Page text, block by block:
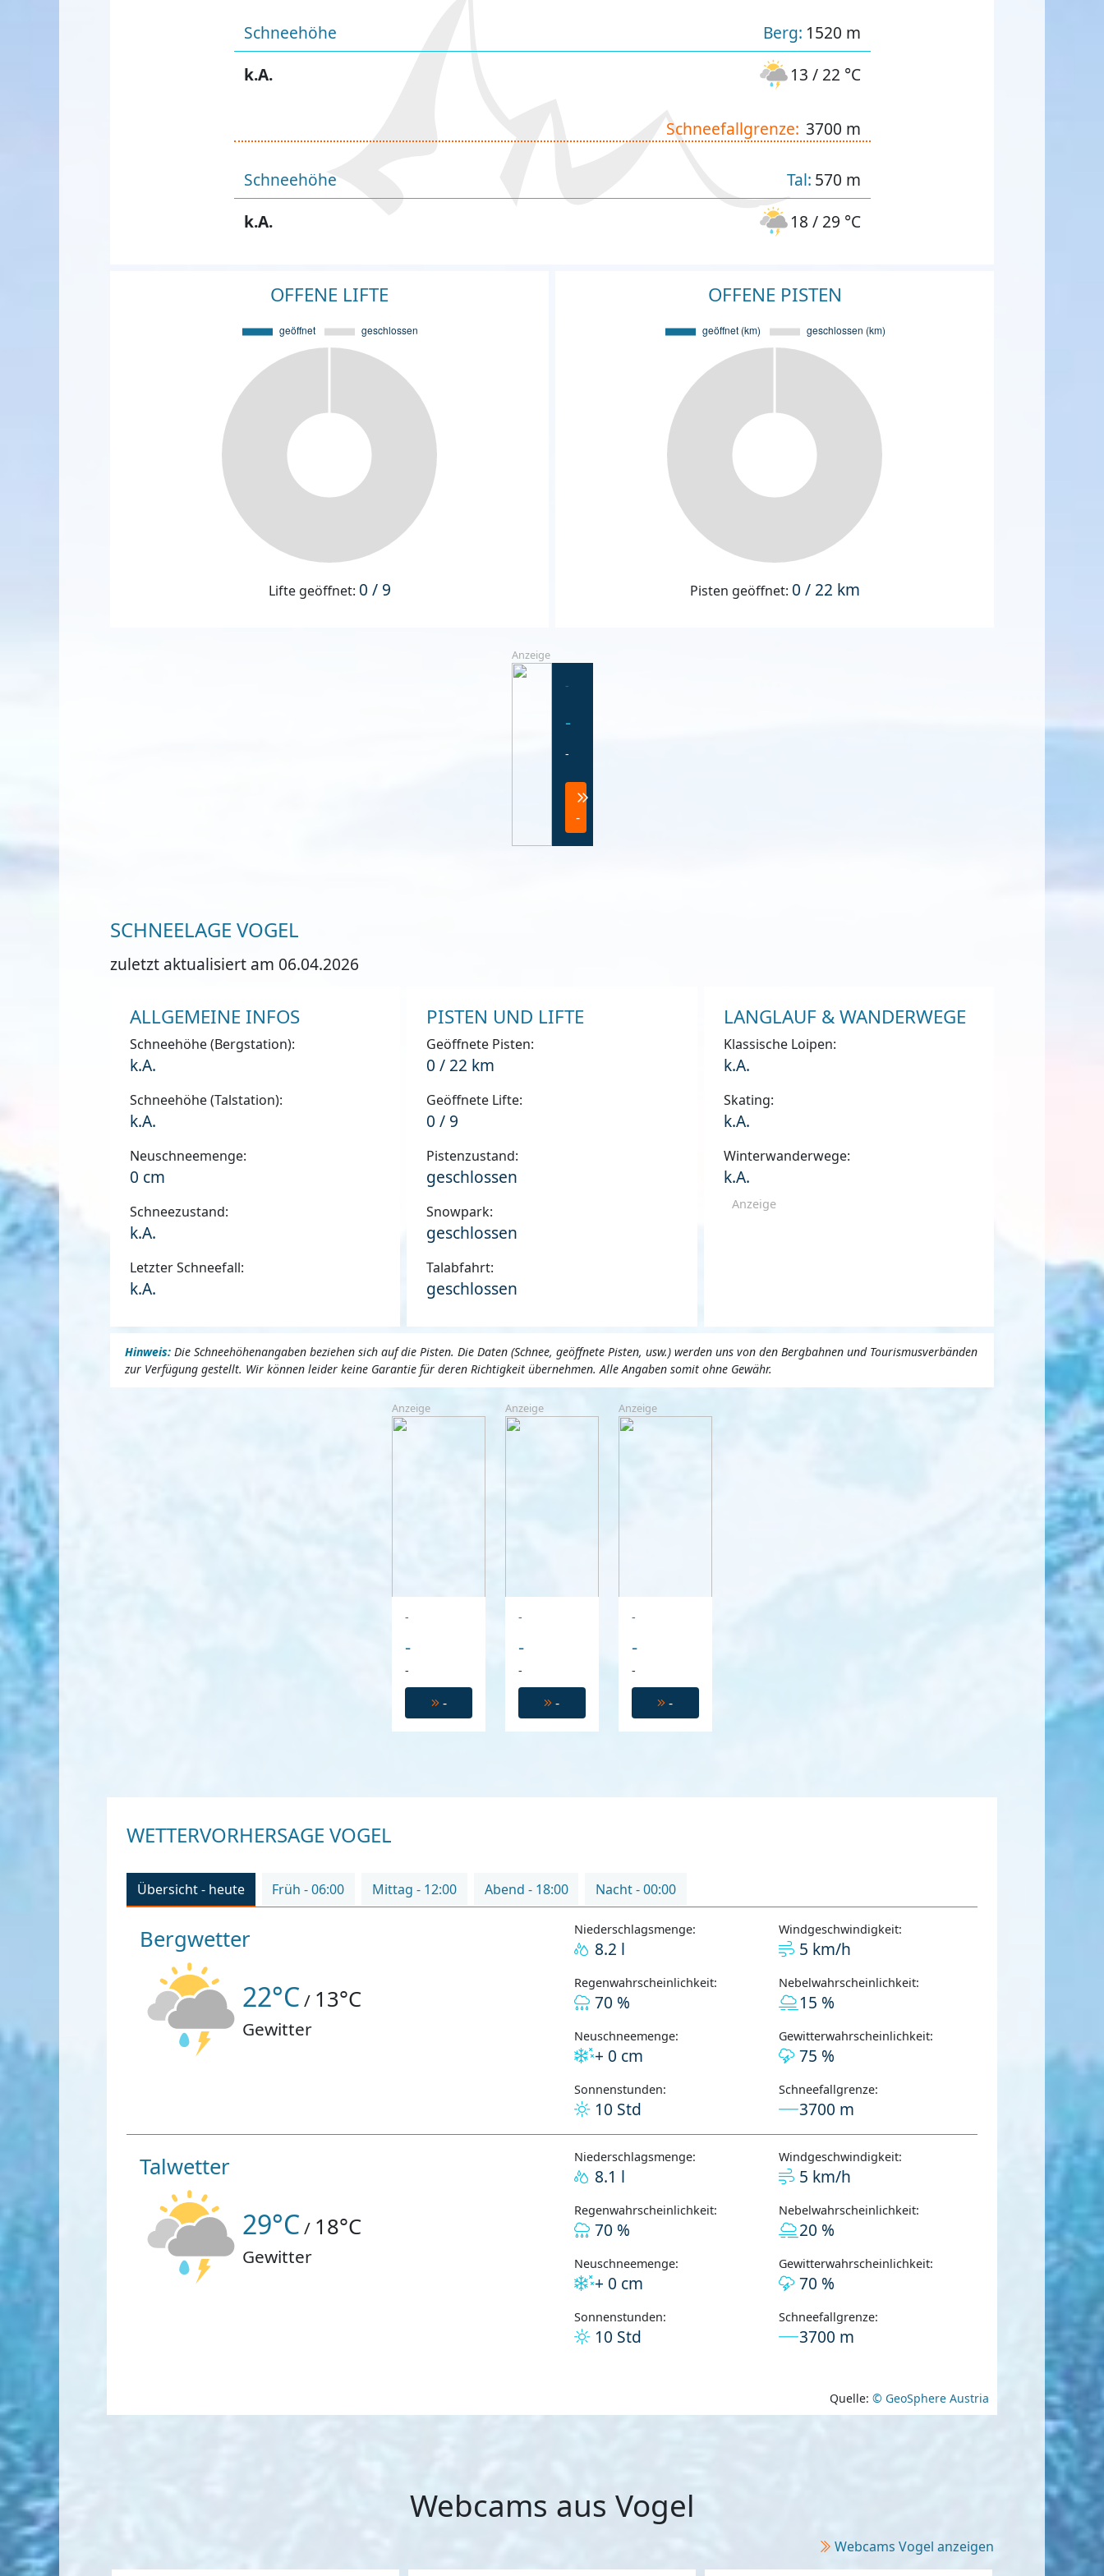
Schneehöhe Berg: 1520 m
k.A.
13 / 22 °C
Schneefallgrenze: 3700 m
Schneehöhe Tal: 570 m
k.A.
18 / 29 °C
OFFENE LIFTE
Lifte geöffnet: 0 / 9
OFFENE PISTEN
Pisten geöffnet: 0 / 22 km
Anzeige
-
-
-
-
SCHNEELAGE VOGEL
zuletzt aktualisiert am 06.04.2026
ALLGEMEINE INFOS
Schneehöhe (Bergstation):
k.A.
Schneehöhe (Talstation):
k.A.
Neuschneemenge:
0 cm
Schneezustand:
k.A.
Letzter Schneefall:
k.A.
PISTEN UND LIFTE
Geöffnete Pisten:
0 / 22 km
Geöffnete Lifte:
0 / 9
Pistenzustand:
geschlossen
Snowpark:
geschlossen
Talabfahrt:
geschlossen
LANGLAUF & WANDERWEGE
Klassische Loipen:
k.A.
Skating:
k.A.
Winterwanderwege:
k.A.
Anzeige
Hinweis: Die Schneehöhenangaben beziehen sich auf die Pisten. Die Daten (Schnee, geöffnete Pisten, usw.) werden uns von den Bergbahnen und Tourismusverbänden
zur Verfügung gestellt. Wir können leider keine Garantie für deren Richtigkeit übernehmen. Alle Angaben somit ohne Gewähr.
Anzeige
-
-
-
-
Anzeige
-
-
-
-
Anzeige
-
-
-
-
WETTERVORHERSAGE VOGEL
Übersicht - heute Früh - 06:00 Mittag - 12:00 Abend - 18:00 Nacht - 00:00
Bergwetter
22°C / 13°C
Gewitter
Niederschlagsmenge:
8.2 l
Regenwahrscheinlichkeit:
70 %
Neuschneemenge:
+ 0 cm
Sonnenstunden:
10 Std
Windgeschwindigkeit:
5 km/h
Nebelwahrscheinlichkeit:
15 %
Gewitterwahrscheinlichkeit:
75 %
Schneefallgrenze:
3700 m
Talwetter
29°C / 18°C
Gewitter
Niederschlagsmenge:
8.1 l
Regenwahrscheinlichkeit:
70 %
Neuschneemenge:
+ 0 cm
Sonnenstunden:
10 Std
Windgeschwindigkeit:
5 km/h
Nebelwahrscheinlichkeit:
20 %
Gewitterwahrscheinlichkeit:
70 %
Schneefallgrenze:
3700 m
Quelle: © GeoSphere Austria
Webcams aus Vogel
Webcams Vogel anzeigen